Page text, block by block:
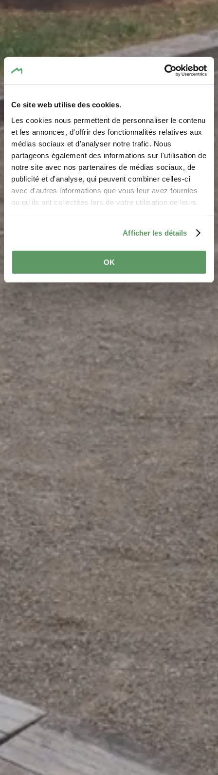
Ce site web utilise des cookies.
Les cookies nous permettent de personnaliser le contenu
et les annonces, d'offrir des fonctionnalités relatives aux
médias sociaux et d'analyser notre trafic. Nous
partageons également des informations sur l'utilisation de
notre site avec nos partenaires de médias sociaux, de
publicité et d'analyse, qui peuvent combiner celles-ci
avec d'autres informations que vous leur avez fournies
ou qu'ils ont collectées lors de votre utilisation de leurs
Afficher les détails
OK
Pétanque - Reisdorf
Waar? Rue de la Gare, L-9391 Reisdorf